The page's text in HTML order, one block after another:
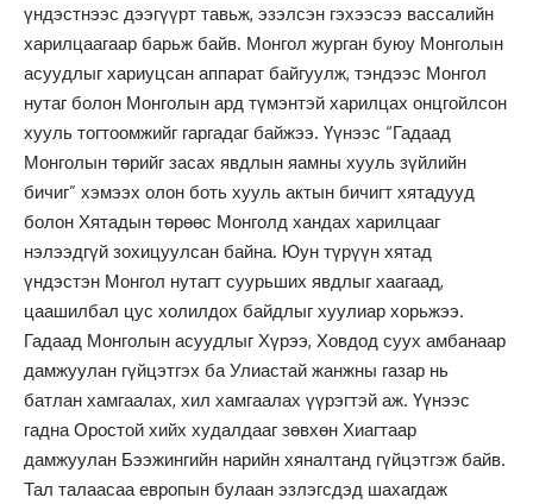
үндэстнээс дээгүүрт тавьж, эзэлсэн гэхээсээ вассалийн
харилцаагаар барьж байв. Монгол журган буюу Монголын
асуудлыг хариуцсан аппарат байгуулж, тэндээс Монгол
нутаг болон Монголын ард түмэнтэй харилцах онцгойлсон
хууль тогтоомжийг гаргадаг байжээ. Үүнээс “Гадаад
Монголын төрийг засах явдлын яамны хууль зүйлийн
бичиг” хэмээх олон боть хууль актын бичигт хятадууд
болон Хятадын төрөөс Монголд хандах харилцааг
нэлээдгүй зохицуулсан байна. Юун түрүүн хятад
үндэстэн Монгол нутагт суурьших явдлыг хаагаад,
цаашилбал цус холилдох байдлыг хуулиар хорьжээ.
Гадаад Монголын асуудлыг Хүрээ, Ховдод суух амбанаар
дамжуулан гүйцэтгэх ба Улиастай жанжны газар нь
батлан хамгаалах, хил хамгаалах үүрэгтэй аж. Үүнээс
гадна Оростой хийх худалдааг зөвхөн Хиагтаар
дамжуулан Бээжингийн нарийн хяналтанд гүйцэтгэж байв.
Тал талаасаа европын булаан эзлэгсдэд шахагдаж